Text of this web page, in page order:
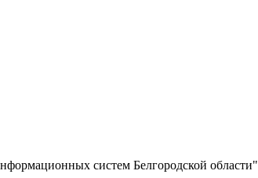
систем Белгородской области"